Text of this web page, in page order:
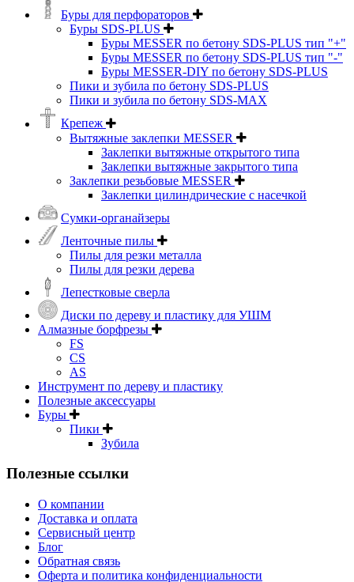
Буры для перфораторов
Буры SDS-PLUS
Буры MESSER по бетону SDS-PLUS тип "+"
Буры MESSER по бетону SDS-PLUS тип "-"
Буры MESSER-DIY по бетону SDS-PLUS
Пики и зубила по бетону SDS-PLUS
Пики и зубила по бетону SDS-MAX
Крепеж
Вытяжные заклепки MESSER
Заклепки вытяжные открытого типа
Заклепки вытяжные закрытого типа
Заклепки резьбовые MESSER
Заклепки цилиндрические с насечкой
Сумки-органайзеры
Ленточные пилы
Пилы для резки металла
Пилы для резки дерева
Лепестковые сверла
Диски по дереву и пластику для УШМ
Алмазные борфрезы
FS
CS
AS
Инструмент по дереву и пластику
Полезные аксессуары
Буры
Пики
Зубила
Полезные ссылки
О компании
Доставка и оплата
Сервисный центр
Блог
Обратная связь
Оферта и политика конфиденциальности